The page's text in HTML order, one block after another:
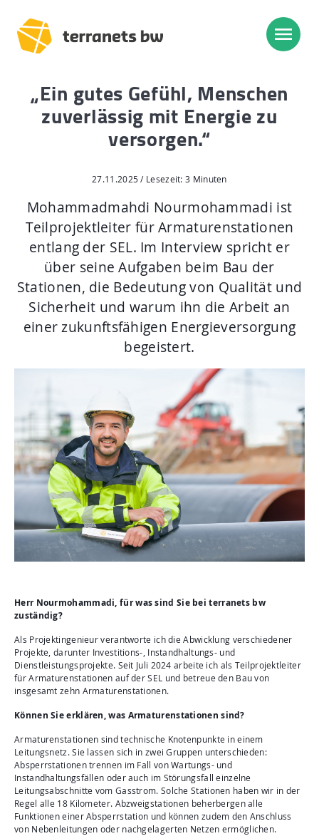
Trassenverlauf SEL:
Lampertheim – Heidelberg
Heidelberg – Heilbronn
Heilbronn – Löchgau
Löchgau – Esslingen a. N.
Esslingen a. N. – Bissingen
Start
Planung, Bau, Betrieb
Aktuelles
Suche
„Ein gutes Gefühl, Menschen
zuverlässig mit Energie zu
versorgen.“
27.11.2025 / Lesezeit: 3 Minuten
Mohammadmahdi Nourmohammadi ist
Teilprojektleiter für Armaturenstationen
entlang der SEL. Im Interview spricht er
über seine Aufgaben beim Bau der
Stationen, die Bedeutung von Qualität und
Sicherheit und warum ihn die Arbeit an
einer zukunftsfähigen Energieversorgung
begeistert.
Herr Nourmohammadi, für was sind Sie bei terranets bw
zuständig?
Als Projektingenieur verantworte ich die Abwicklung verschiedener
Projekte, darunter Investitions-, Instandhaltungs- und
Dienstleistungsprojekte. Seit Juli 2024 arbeite ich als Teilprojektleiter
für Armaturenstationen auf der SEL und betreue den Bau von
insgesamt zehn Armaturenstationen.
Können Sie erklären, was Armaturenstationen sind?
Armaturenstationen sind technische Knotenpunkte in einem
Leitungsnetz. Sie lassen sich in zwei Gruppen unterschieden:
Absperrstationen trennen im Fall von Wartungs- und
Instandhaltungsfällen oder auch im Störungsfall einzelne
Leitungsabschnitte vom Gasstrom. Solche Stationen haben wir in der
Regel alle 18 Kilometer. Abzweigstationen beherbergen alle
Funktionen einer Absperrstation und können zudem den Anschluss
von Nebenleitungen oder nachgelagerten Netzen ermöglichen.